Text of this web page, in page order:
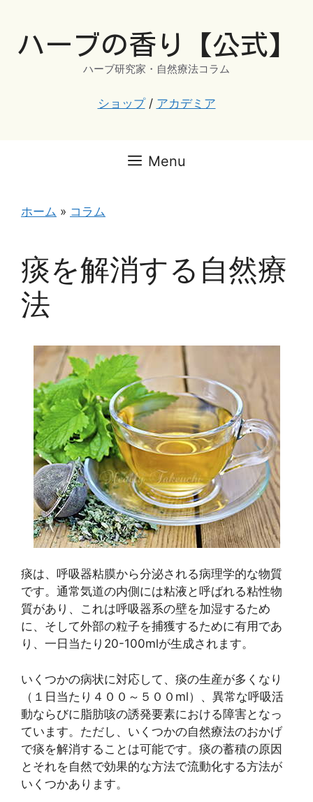
ハーブの香り【公式】
ハーブ研究家・自然療法コラム
ショップ/ アカデミア
Menu
ホーム » コラム
痰を解消する自然療
法
痰は、呼吸器粘膜から分泌される病理学的な物質
です。通常気道の内側には粘液と呼ばれる粘性物
質があり、これは呼吸器系の壁を加湿するため
に、そして外部の粒子を捕獲するために有用であ
り、一日当たり20-100mlが生成されます。
いくつかの病状に対応して、痰の生産が多くなり
（１日当たり４００～５００ml）、異常な呼吸活
動ならびに脂肪咳の誘発要素における障害となっ
ています。ただし、いくつかの自然療法のおかげ
で痰を解消することは可能です。痰の蓄積の原因
とそれを自然で効果的な方法で流動化する方法が
いくつかあります。